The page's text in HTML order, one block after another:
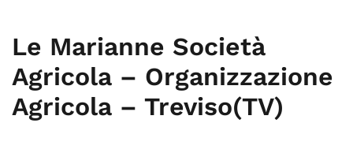
Le Marianne Società
Agricola – Organizzazione
Agricola – Treviso(TV)